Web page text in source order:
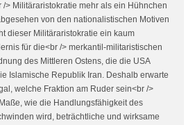
/> Militäraristokratie mehr als ein Hühnchen
von den nationalistischen Motiven
dieser Militäraristokratie ein kaum
für die<br /> merkantil-militaristischen
des Mittleren Ostens, die die USA
Islamische Republik Iran. Deshalb erwarte
welche Fraktion am Ruder sein<br />
wie die Handlungsfähigkeit des
wird, beträchtliche und wirksame